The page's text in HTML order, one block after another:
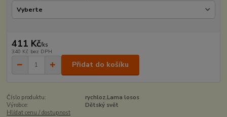
411 Kč/ks
340 Kč bez DPH
Přidat do košíku
Číslo produktu:
rychloz.Lama losos
Výrobce:
Dětský svět
Hlídat cenu / dostupnost